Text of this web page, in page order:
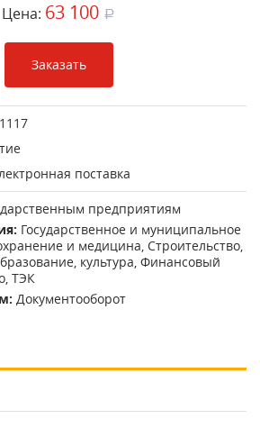
Цена: 63 100 a
Заказать
поставка
предприятиям
Государственное и муниципальное
и медицина, Строительство,
культура, Финансовый
ТЭК
Документооборот